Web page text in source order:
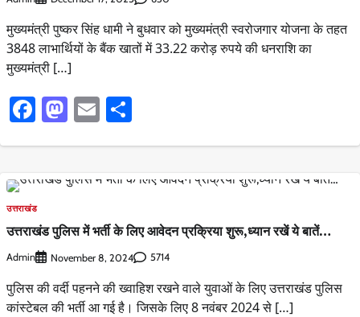
मुख्यमंत्री पुष्कर सिंह धामी ने बुधवार को मुख्यमंत्री स्वरोजगार योजना के तहत
3848 लाभार्थियों के बैंक खातों में 33.22 करोड़ रुपये की धनराशि का
मुख्यमंत्री […]
Facebook
Mastodon
Email
उत्तराखंड
उत्तराखंड पुलिस में भर्ती के लिए आवेदन प्रक्रिया शुरू,ध्यान रखें ये बातें…
Admin November 8, 2024 5714
पुलिस की वर्दी पहनने की ख्वाहिश रखने वाले युवाओं के लिए उत्तराखंड पुलिस
कांस्टेबल की भर्ती आ गई है। जिसके लिए 8 नवंबर 2024 से […]